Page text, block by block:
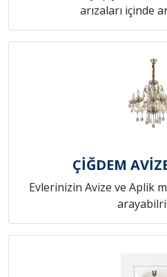
arızaları içinde
ÇİĞDEM
Evlerinizin Avize ve Aplik